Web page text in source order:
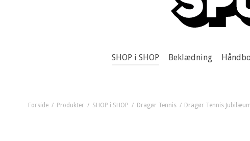
SHOP i SHOP Beklædning
Forside / Produkter / SHOP i SHOP / Dragør Tennis / Dragør Tennis